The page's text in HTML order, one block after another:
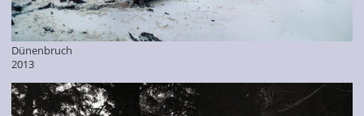
Dünenbruch
2013